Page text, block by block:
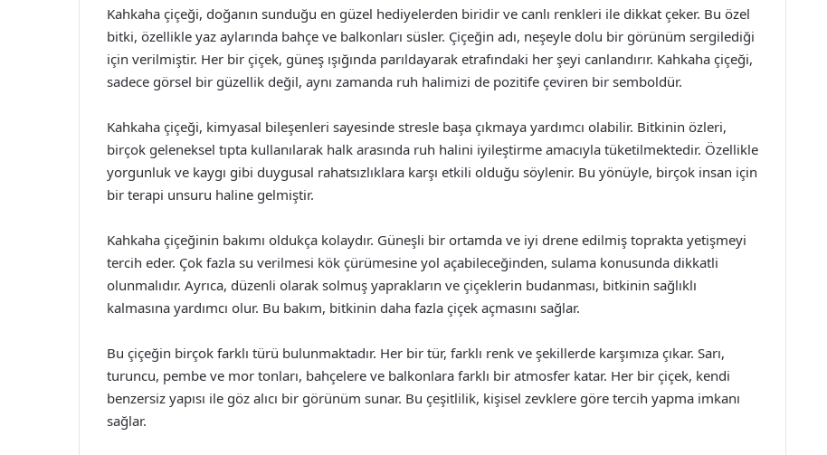
Kahkaha çiçeği, doğanın sunduğu en güzel hediyelerden biridir ve canlı renkleri ile dikkat çeker. Bu özel
bitki, özellikle yaz aylarında bahçe ve balkonları süsler. Çiçeğin adı, neşeyle dolu bir görünüm sergilediği
için verilmiştir. Her bir çiçek, güneş ışığında parıldayarak etrafındaki her şeyi canlandırır. Kahkaha çiçeği,
sadece görsel bir güzellik değil, aynı zamanda ruh halimizi de pozitife çeviren bir semboldür.
Kahkaha çiçeği, kimyasal bileşenleri sayesinde stresle başa çıkmaya yardımcı olabilir. Bitkinin özleri,
birçok geleneksel tıpta kullanılarak halk arasında ruh halini iyileştirme amacıyla tüketilmektedir. Özellikle
yorgunluk ve kaygı gibi duygusal rahatsızlıklara karşı etkili olduğu söylenir. Bu yönüyle, birçok insan için
bir terapi unsuru haline gelmiştir.
Kahkaha çiçeğinin bakımı oldukça kolaydır. Güneşli bir ortamda ve iyi drene edilmiş toprakta yetişmeyi
tercih eder. Çok fazla su verilmesi kök çürümesine yol açabileceğinden, sulama konusunda dikkatli
olunmalıdır. Ayrıca, düzenli olarak solmuş yaprakların ve çiçeklerin budanması, bitkinin sağlıklı
kalmasına yardımcı olur. Bu bakım, bitkinin daha fazla çiçek açmasını sağlar.
Bu çiçeğin birçok farklı türü bulunmaktadır. Her bir tür, farklı renk ve şekillerde karşımıza çıkar. Sarı,
turuncu, pembe ve mor tonları, bahçelere ve balkonlara farklı bir atmosfer katar. Her bir çiçek, kendi
benzersiz yapısı ile göz alıcı bir görünüm sunar. Bu çeşitlilik, kişisel zevklere göre tercih yapma imkanı
sağlar.